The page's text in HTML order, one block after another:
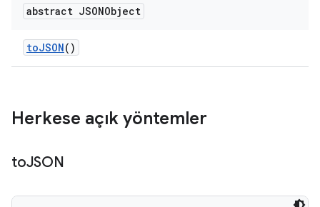
abstract JSONObject
toJSON()
Herkese açık yöntemler
toJSON